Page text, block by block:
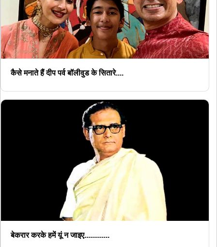
कैसे मनाते हैं दीप पर्व बॉलीवुड के सितारे....
बेकरार करके हमें यूं न जाइए.............